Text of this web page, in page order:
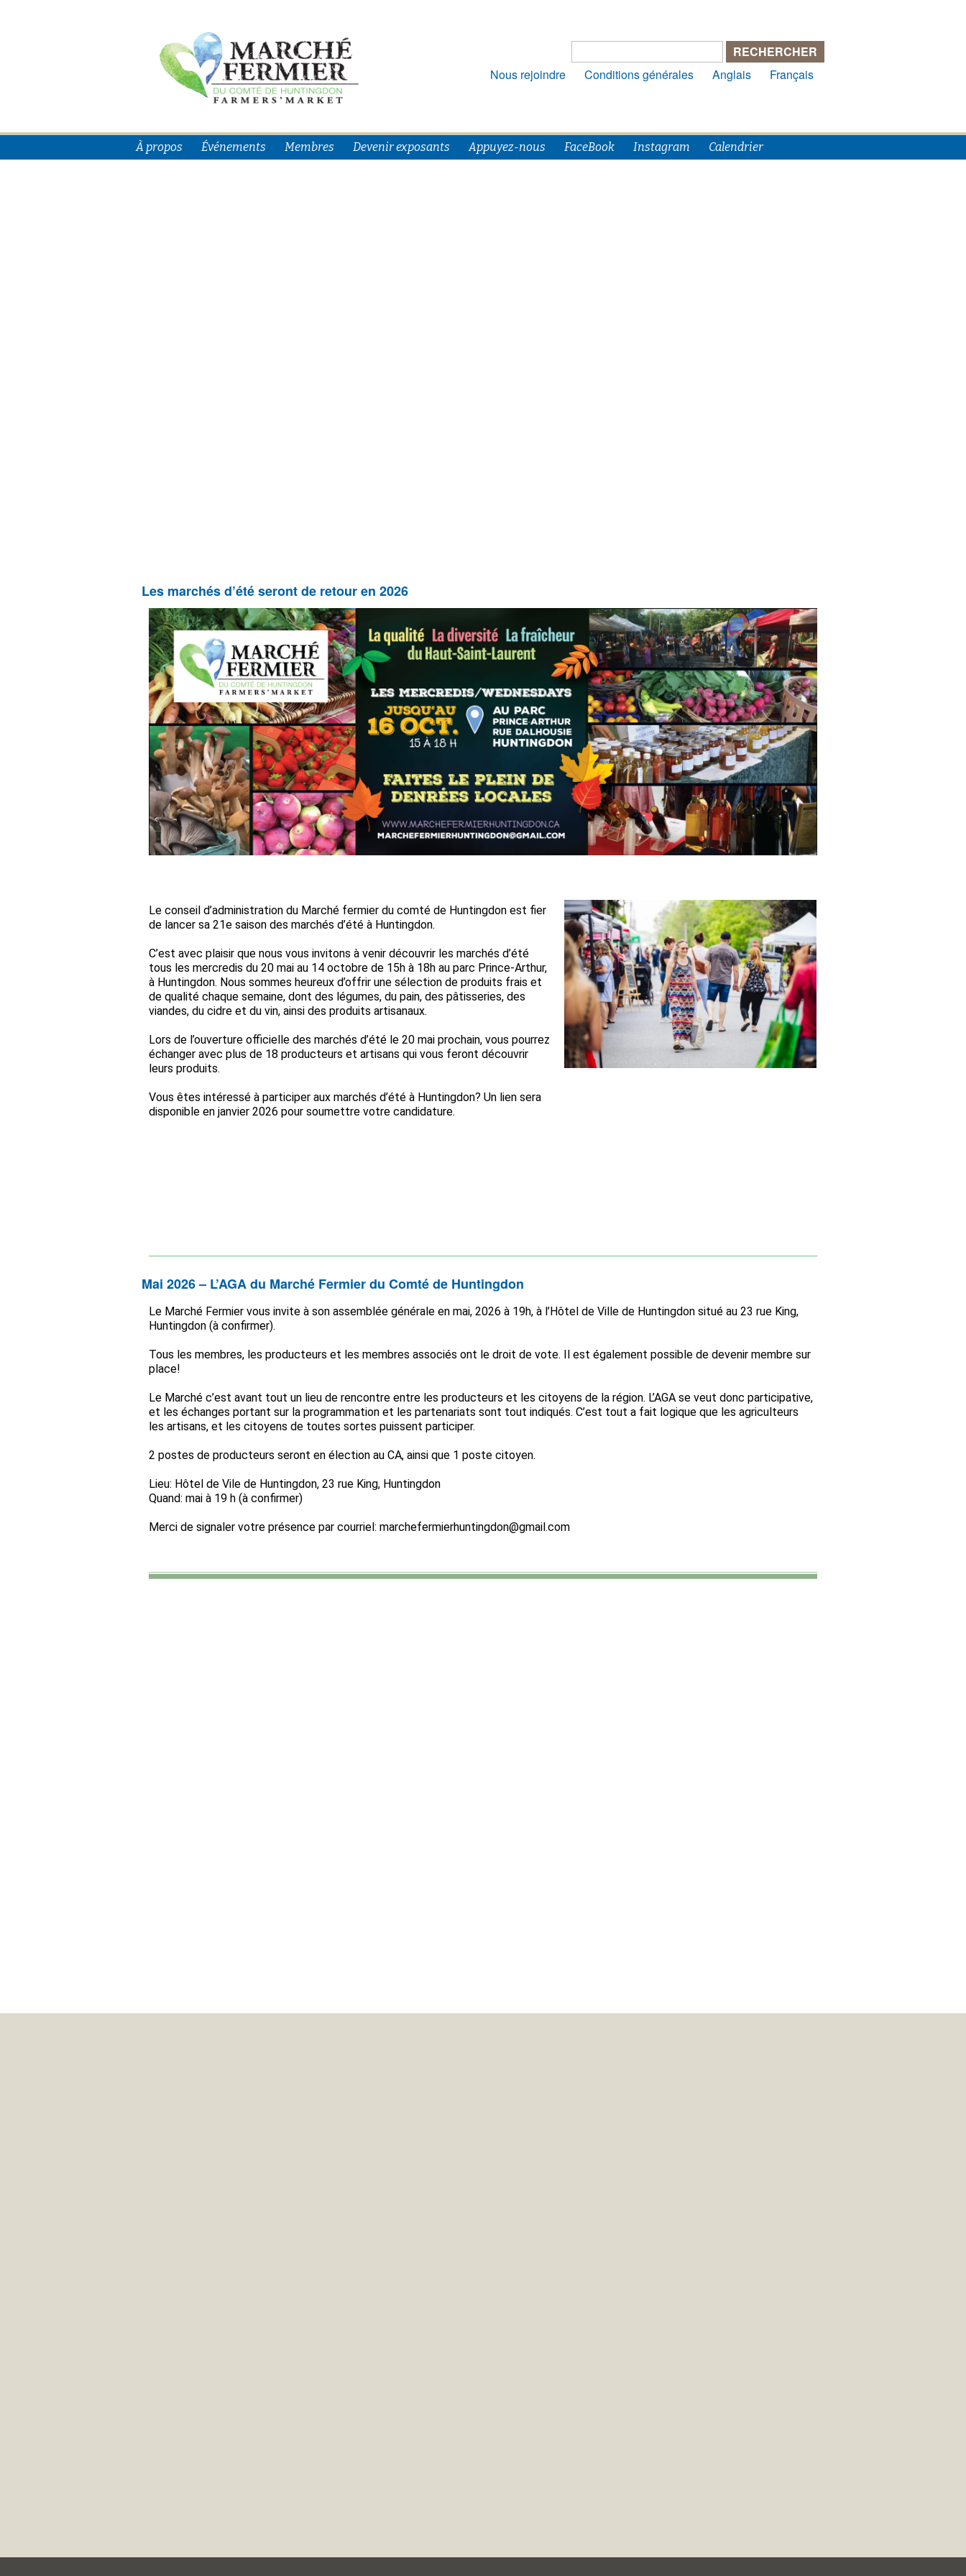
Nous rejoindre Conditions générales Anglais Français
À propos Événements Membres Devenir exposants Appuyez-nous FaceBook Instagram Calendrier
Les marchés d’été seront de retour en 2026
Le conseil d’administration du Marché fermier du comté de Huntingdon est fier
de lancer sa 21e saison des marchés d’été à Huntingdon.
C’est avec plaisir que nous vous invitons à venir découvrir les marchés d’été
tous les mercredis du 20 mai au 14 octobre de 15h à 18h au parc Prince-Arthur,
à Huntingdon. Nous sommes heureux d’offrir une sélection de produits frais et
de qualité chaque semaine, dont des légumes, du pain, des pâtisseries, des
viandes, du cidre et du vin, ainsi des produits artisanaux.
Lors de l’ouverture officielle des marchés d’été le 20 mai prochain, vous pourrez
échanger avec plus de 18 producteurs et artisans qui vous feront découvrir
leurs produits.
Vous êtes intéressé à participer aux marchés d’été à Huntingdon? Un lien sera
disponible en janvier 2026 pour soumettre votre candidature.
Mai 2026 – L’AGA du Marché Fermier du Comté de Huntingdon
Le Marché Fermier vous invite à son assemblée générale en mai, 2026 à 19h, à l’Hôtel de Ville de Huntingdon situé au 23 rue King,
Huntingdon (à confirmer).
Tous les membres, les producteurs et les membres associés ont le droit de vote. Il est également possible de devenir membre sur
place!
Le Marché c’est avant tout un lieu de rencontre entre les producteurs et les citoyens de la région. L’AGA se veut donc participative,
et les échanges portant sur la programmation et les partenariats sont tout indiqués. C’est tout a fait logique que les agriculteurs
les artisans, et les citoyens de toutes sortes puissent participer.
2 postes de producteurs seront en élection au CA, ainsi que 1 poste citoyen.
Lieu: Hôtel de Vile de Huntingdon, 23 rue King, Huntingdon
Quand: mai à 19 h (à confirmer)
Merci de signaler votre présence par courriel: marchefermierhuntingdon@gmail.com